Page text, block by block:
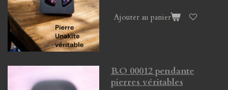
Ajouter au panier
B.O 00012 pendante
pierres véritables